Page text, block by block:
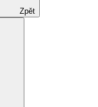
Zpět